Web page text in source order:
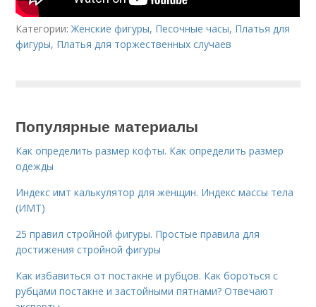
Категории:Женские фигуры, Песочные часы, Платья для
фигуры, Платья для торжественных случаев
Популярные материалы
Как определить размер кофты. Как определить размер
одежды
Индекс имт калькулятор для женщин. Индекс массы тела
(ИМТ)
25 правил стройной фигуры. Простые правила для
достижения стройной фигуры
Как избавиться от постакне и рубцов. Как бороться с
рубцами постакне и застойными пятнами? Отвечают